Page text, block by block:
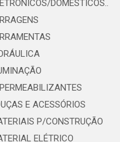
DOMÉSTICOS..
E ACESSÓRIOS
P/CONSTRUÇÃO
ELÉTRICO